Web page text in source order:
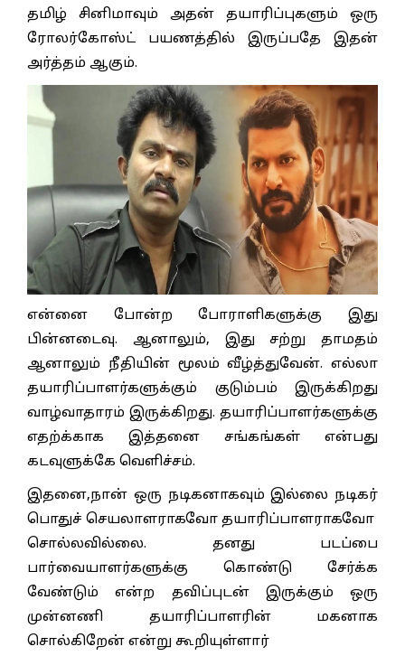
தமிழ் சினிமாவும் அதன் தயாரிப்புகளும் ஒரு
ரோலர்கோஸ்ட் பயணத்தில் இருப்பதே இதன்
அர்த்தம் ஆகும்.
என்னை போன்ற போராளிகளுக்கு இது
பின்னடைவு. ஆனாலும், இது சற்று தாமதம்
ஆனாலும் நீதியின் மூலம் வீழ்த்துவேன். எல்லா
தயாரிப்பாளர்களுக்கும் குடும்பம் இருக்கிறது
வாழ்வாதாரம் இருக்கிறது. தயாரிப்பாளர்களுக்கு
எதற்க்காக இத்தனை சங்கங்கள் என்பது
கடவுளுக்கே வெளிச்சம்.
இதனை,நான் ஒரு நடிகனாகவும் இல்லை நடிகர்
பொதுச் செயலாளராகவோ தயாரிப்பாளராகவோ
சொல்லவில்லை. தனது படப்பை
பார்வையாளர்களுக்கு கொண்டு சேர்க்க
வேண்டும் என்ற தவிப்புடன் இருக்கும் ஒரு
முன்னணி தயாரிப்பாளரின் மகனாக
சொல்கிறேன் என்று கூறியுள்ளார்